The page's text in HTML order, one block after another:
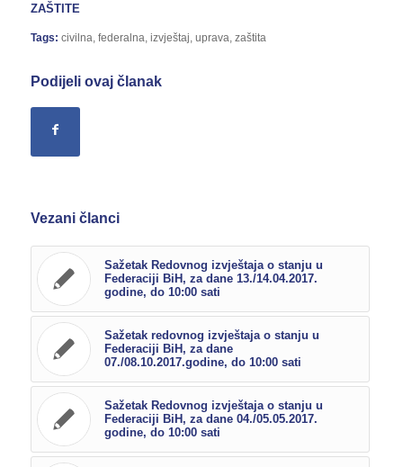
ZAŠTITE
Tags: civilna federalna izvještaj uprava zaštita
Podijeli ovaj članak
Vezani članci
Sažetak Redovnog izvještaja o stanju u
Federaciji BiH, za dane 13./14.04.2017.
godine, do 10:00 sati
Sažetak redovnog izvještaja o stanju u
Federaciji BiH, za dane
07./08.10.2017.godine, do 10:00 sati
Sažetak Redovnog izvještaja o stanju u
Federaciji BiH, za dane 04./05.05.2017.
godine, do 10:00 sati